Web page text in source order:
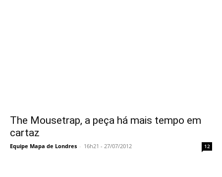
The Mousetrap, a peça há mais tempo em
cartaz
Equipe Mapa de Londres - 16h21 - 27/07/2012 12